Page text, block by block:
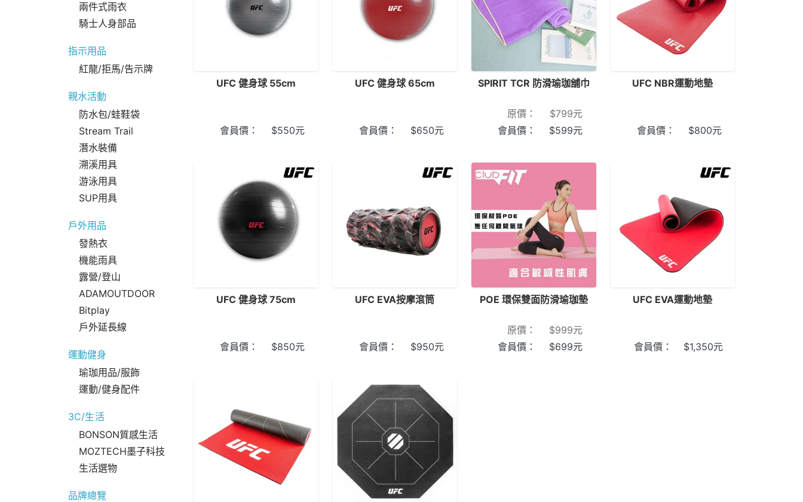
兩件式雨衣
騎士人身部品
指示用品
紅龍/拒馬/告示牌
親水活動
防水包/蛙鞋袋
Stream Trail
潛水裝備
溯溪用具
游泳用具
SUP用具
戶外用品
發熱衣
機能雨具
露營/登山
ADAMOUTDOOR
Bitplay
戶外延長線
運動健身
瑜珈用品/服飾
運動/健身配件
3C/生活
BONSON質感生活
MOZTECH墨子科技
生活選物
品牌總覽
UFC 健身球 55cm
會員價： $550元
UFC 健身球 65cm
會員價： $650元
SPIRIT TCR 防滑瑜珈舖巾
原價： $799元
會員價：
$599元
UFC NBR運動地墊
會員價： $800元
UFC 健身球 75cm
會員價： $850元
UFC EVA按摩滾筒
會員價： $950元
POE 環保雙面防滑瑜珈墊
原價： $999元
會員價：
$699元
UFC EVA運動地墊
會員價： $1,350元